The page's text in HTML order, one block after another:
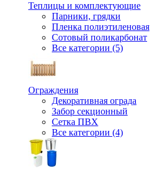
Теплицы и комплектующие
Парники, грядки
Пленка полиэтиленовая
Сотовый поликарбонат
Все категории (5)
Ограждения
Декоративная ограда
Забор секционный
Сетка ПВХ
Все категории (4)